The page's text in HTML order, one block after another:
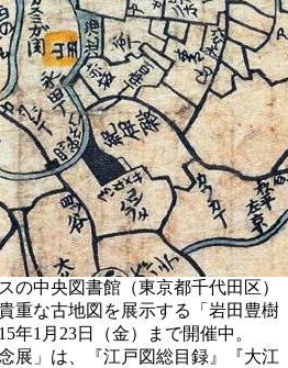
の中央図書館（東京都千代田区）
重な古地図を展示する「岩田豊樹
年1月23日（金）まで開催中。
展」は、『江戸図総目録』『大江